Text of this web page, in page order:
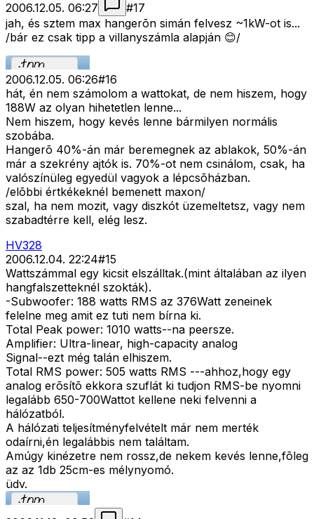
2006.12.05. 06:27 #17
jah, és sztem max hangerõn simán felvesz ~1kW-ot is...
/bár ez csak tipp a villanyszámla alapján 😊/
2006.12.05. 06:26#16
hát, én nem számolom a wattokat, de nem hiszem, hogy
188W az olyan hihetetlen lenne...
Nem hiszem, hogy kevés lenne bármilyen normális
szobába.
Hangerõ 40%-án már beremegnek az ablakok, 50%-án
már a szekrény ajtók is. 70%-ot nem csinálom, csak, ha
valószínüleg egyedül vagyok a lépcsõházban.
/elõbbi értkékeknél bemenett maxon/
szal, ha nem mozit, vagy diszkót üzemeltetsz, vagy nem
szabadtérre kell, elég lesz.
HV328
2006.12.04. 22:24#15
Wattszámmal egy kicsit elszálltak.(mint általában az ilyen
hangfalszetteknél szokták).
-Subwoofer: 188 watts RMS az 376Watt zeneinek
felelne meg amit ez tuti nem bírna ki.
Total Peak power: 1010 watts--na peersze.
Amplifier: Ultra-linear, high-capacity analog
Signal--ezt még talán elhiszem.
Total RMS power: 505 watts RMS ---ahhoz,hogy egy
analog erõsítõ ekkora szuflát ki tudjon RMS-be nyomni
legalább 650-700Wattot kellene neki felvenni a
hálózatból.
A hálózati teljesítményfelvételt már nem merték
odaírni,én legalábbis nem találtam.
Amúgy kinézetre nem rossz,de nekem kevés lenne,fõleg
az az 1db 25cm-es mélynyomó.
üdv.